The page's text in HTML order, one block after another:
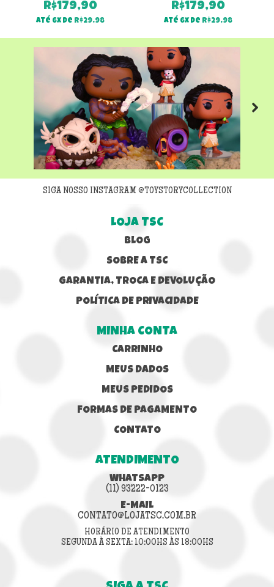
R$179,90
Até 6x de R$29,98
R$179,90
Até 6x de R$29,98
Next
SIGA NOSSO INSTAGRAM @TOYSTORYCOLLECTION
LOJA TSC
BLOG
SOBRE A TSC
GARANTIA, TROCA E DEVOLUÇÃO
POLÍTICA DE PRIVACIDADE
MINHA CONTA
CARRINHO
MEUS DADOS
MEUS PEDIDOS
FORMAS DE PAGAMENTO
CONTATO
ATENDIMENTO
WHATSAPP
(11) 93222-0123
E-MAIL
CONTATO@LOJATSC.COM.BR
HORÁRIO DE ATENDIMENTO
SEGUNDA À SEXTA: 10:00HS ÀS 18:00HS